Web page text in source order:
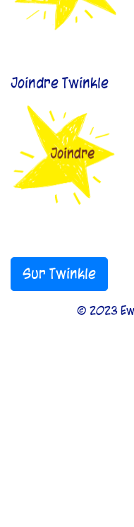
Joindre Twinkle
Sur Twinkle
© 2023